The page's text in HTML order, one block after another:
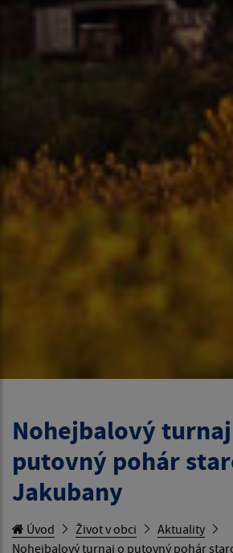
Nohejbalový
putovný pohár
Jakubany
Úvod Život v obci
Aktuality
Nohejbalový turnaj o putovný pohár